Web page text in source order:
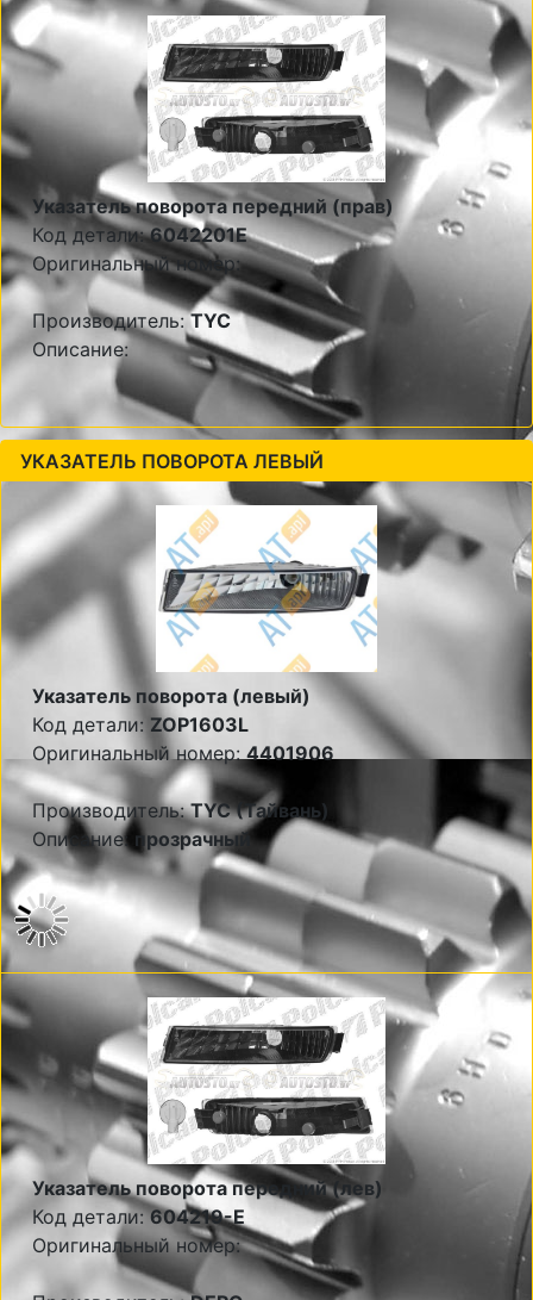
Указатель поворота передний (прав)
Код детали:6042201E
Оригинальный номер:
Производитель:TYC
Описание:
УКАЗАТЕЛЬ ПОВОРОТА ЛЕВЫЙ
Указатель поворота (левый)
Код детали: ZOP1603L
Оригинальный номер:4401906
Производитель:TYC (Тайвань)
Описание: прозрачный
Указатель поворота передний (лев)
Код детали:604219-E
Оригинальный номер: